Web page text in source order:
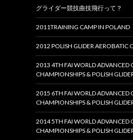
グライダー競技曲技飛行って？
2011TRAINING CAMP IN POLAND
2012 POLISH GLIDER AEROBATIC
2013 4TH FAI WORLD ADVANCED
CHAMPIONSHIPS & POLISH
2015 6TH FAI WORLD ADVANCED
CHAMPIONSHIPS & POLISH
2014 5TH FAI WORLD ADVANCED
CHAMPIONSHIPS & POLISH